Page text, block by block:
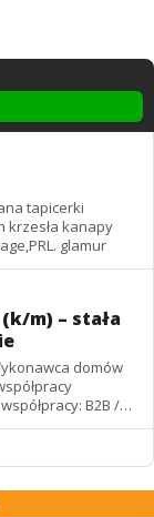
tapicerki
kanapy
sofy fotele .renowacja mebli vintage,PRL. glamur
m) – stała
domów